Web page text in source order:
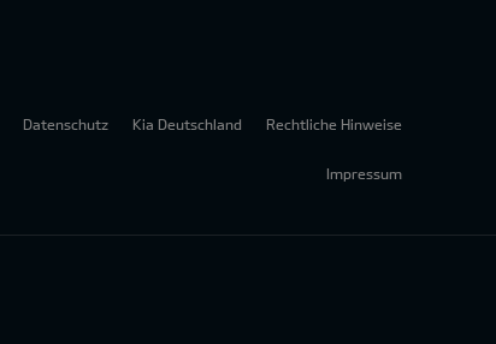
Datenschutz Kia Deutschland Rechtliche Hinweise
Impressum